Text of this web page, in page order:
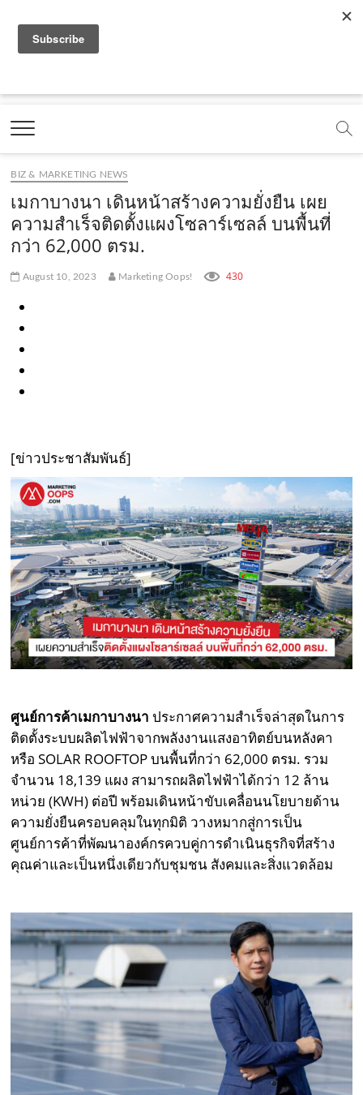
a
e
b
o
o
k
.
c
o
t
b
e
.
c
o
.
o
e
m
e
t
g
r
a
m
.
t
k
c
m
Marketing Oops!
DIGITAL | CREATIVE | ADVERTISING | CAMPAIGN |
BIZ & MARKETING NEWS
เมกาบางนา เดินหน้าสร้างความยั่งยืน เผย
ความสำเร็จติดตั้งแผงโซลาร์เซลล์ บนพื้นที่
กว่า 62,000 ตรม.
August 10, 2023 Marketing Oops! 430
[ข่าวประชาสัมพันธ์]
ศูนย์การค้าเมกาบางนาประกาศความสำเร็จล่าสุดในการ
ติดตั้งระบบผลิตไฟฟ้าจากพลังงานแสงอาทิตย์บนหลังคา
หรือ SOLAR ROOFTOP บนพื้นที่กว่า 62,000 ตรม. รวม
จำนวน 18,139 แผง สามารถผลิตไฟฟ้าได้กว่า 12 ล้าน
หน่วย (KWH) ต่อปี พร้อมเดินหน้าขับเคลื่อนนโยบายด้าน
ความยั่งยืนครอบคลุมในทุกมิติ วางหมากสู่การเป็น
ศูนย์การค้าที่พัฒนาองค์กรควบคู่การดำเนินธุรกิจที่สร้าง
คุณค่าและเป็นหนึ่งเดียวกับชุมชน สังคมและสิ่งแวดล้อม